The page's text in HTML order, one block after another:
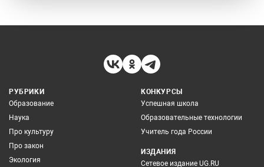
РУБРИКИ
Образование
Наука
Про культуру
Про закон
Экология
КОНКУРСЫ
Успешная школа
Образовательные технологии
Учитель года России
ИЗДАНИЯ
Сетевое издание UG.RU